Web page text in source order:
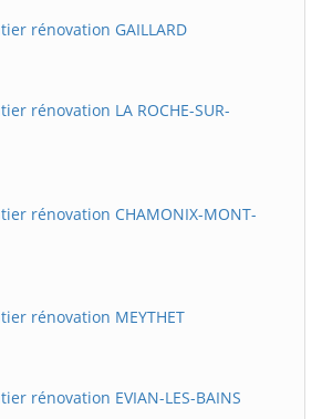
rénovation GAILLARD
rénovation LA ROCHE-SUR-
rénovation CHAMONIX-MONT-
rénovation MEYTHET
rénovation EVIAN-LES-BAINS